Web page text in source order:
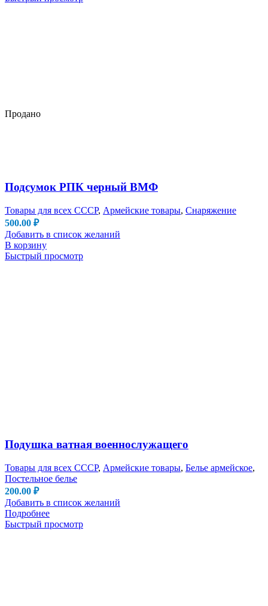
Продано
Подсумок РПК черный ВМФ
Товары для всех СССР, Армейские товары, Снаряжение
500.00 ₽
Добавить в список желаний
В корзину
Быстрый просмотр
Подушка ватная военнослужащего
Товары для всех СССР, Армейские товары, Белье армейское,
Постельное белье
200.00 ₽
Добавить в список желаний
Подробнее
Быстрый просмотр